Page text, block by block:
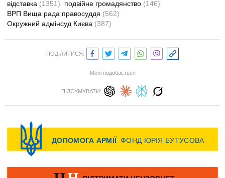
відставка (1351) подвійне громадянство (146)
ВРП Вища рада правосуддя (562)
Окружний адмінсуд Києва (387)
ПОДІЛИТИСЯ:
Мені подобається
ПІДСУМУВАТИ: